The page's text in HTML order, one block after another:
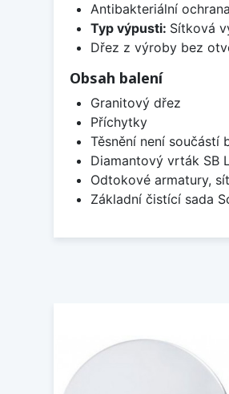
Antibakteriální
Typ výpusti: Sítková
Dřez z výroby bez
Obsah balení
Granitový dřez
Příchytky
Těsnění není součástí
Diamantový vrták SB
Odtokové armatury,
Základní čistící sada